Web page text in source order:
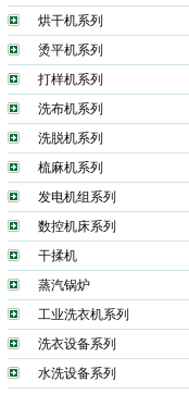
烘干机系列
烫平机系列
打样机系列
洗布机系列
洗脱机系列
梳麻机系列
发电机组系列
数控机床系列
干揉机
蒸汽锅炉
工业洗衣机系列
洗衣设备系列
水洗设备系列